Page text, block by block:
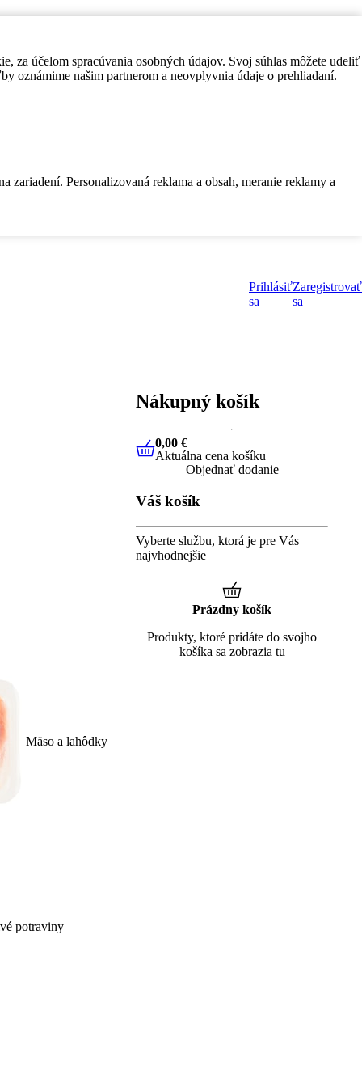
za účelom spracúvania osobných údajov. Svoj súhlas môžete udeliť
oznámime našim partnerom a neovplyvnia údaje o prehliadaní.
Personalizovaná reklama a obsah, meranie reklamy a
Prihlásiť
sa
Zaregistrovať
sa
Mäso a lahôdky
potraviny
Nákupný košík
0,00 €Aktuálna cena košíku
0,00 €
Aktuálna cena košíku
Objednať dodanie
Váš košík
Vyberte službu, ktorá je pre Vás
najvhodnejšie
Prázdny košík
Produkty, ktoré pridáte do svojho
košíka sa zobrazia tu